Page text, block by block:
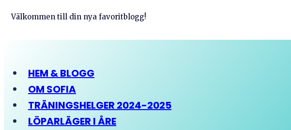
Välkommen till din nya favoritblogg!
HEM & BLOGG
OM SOFIA
TRÄNINGSHELGER 2024-2025
LÖPARLÄGER I ÅRE